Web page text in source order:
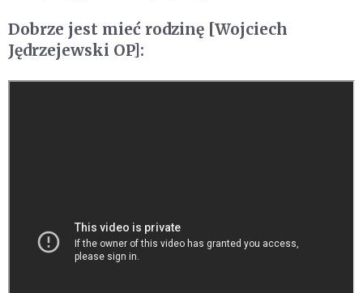
Dobrze jest mieć rodzinę [Wojciech
Jędrzejewski OP]: